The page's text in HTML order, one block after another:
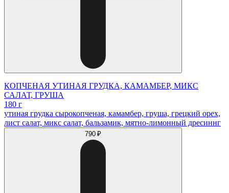
КОПЧЕНАЯ УТИНАЯ ГРУДКА, КАМАМБЕР, МИКС
САЛАТ, ГРУША
180 г
утиная грудка сырокопченая, камамбер, груша, грецкий орех,
лист салат, микс салат, бальзамик, мятно-лимонный дресиннг
790 ₽